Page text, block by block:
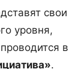
свои
уровня,
в
.